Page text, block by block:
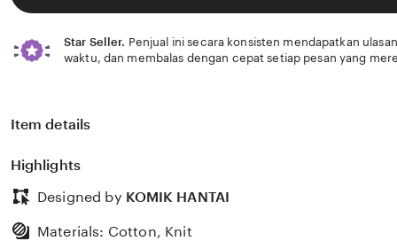
Star Seller. Penjual ini secara konsisten mendapatkan
waktu, dan membalas dengan cepat setiap pesan yang
Item details
Highlights
Designed by KOMIK HANTAI
Materials: Cotton, Knit